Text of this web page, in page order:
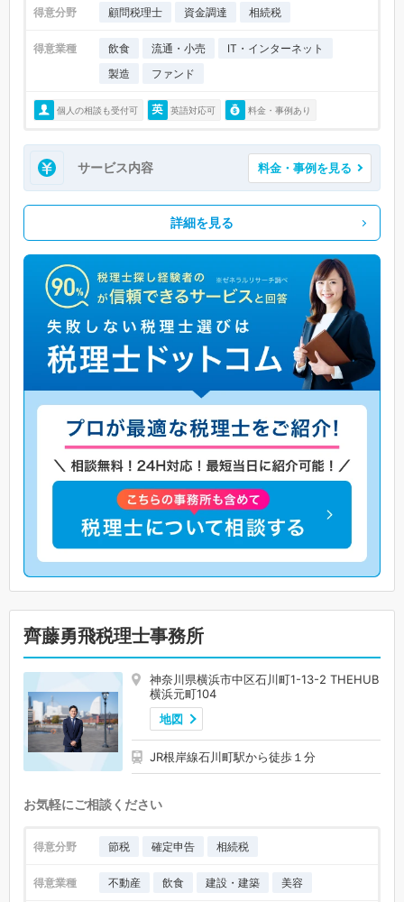
得意分野 顧問税理士 資金調達 相続税
得意業種 飲食 流通・小売
IT・インターネット
製造
ファンド
個人の相談も受付可 英語対応可 料金・事例あり
サービス内容 料金・事例を見る
詳細を見る
齊藤勇飛税理士事務所
神奈川県横浜市中区石川町1-13-2 THEHUB
横浜元町104
地図
JR根岸線石川町駅から徒歩１分
お気軽にご相談ください
得意分野 節税 確定申告 相続税
得意業種 不動産 飲食 建設・建築 美容